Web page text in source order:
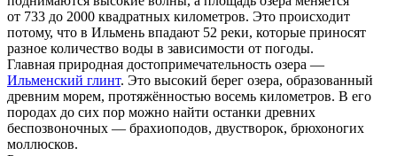
от 733 до 2000 квадратных километров. Это происходит
потому, что в Ильмень впадают 52 реки, которые приносят
разное количество воды в зависимости от погоды.
Главная природная достопримечательность озера —
Ильменский глинт. Это высокий берег озера, образованный
древним морем, протяжённостью восемь километров. В его
породах до сих пор можно найти останки древних
беспозвоночных — брахиоподов, двустворок, брюхоногих
моллюсков.